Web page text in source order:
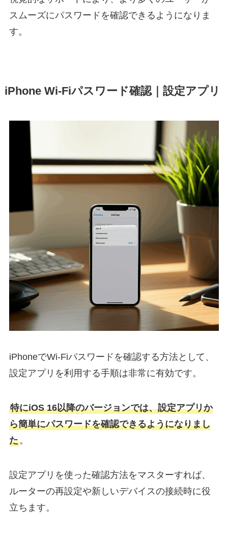
スムーズにパスワードを確認できるようになりま
す。
iPhone Wi-Fiパスワード確認｜設定アプリ
iPhoneでWi-Fiパスワードを確認する方法として、
設定アプリを利用する手順は非常に有効です。
特にiOS 16以降のバージョンでは、設定アプリか
ら簡単にパスワードを確認できるようになりまし
た。
設定アプリを使った確認方法をマスターすれば、
ルーターの再設定や新しいデバイスの接続時に役
立ちます。